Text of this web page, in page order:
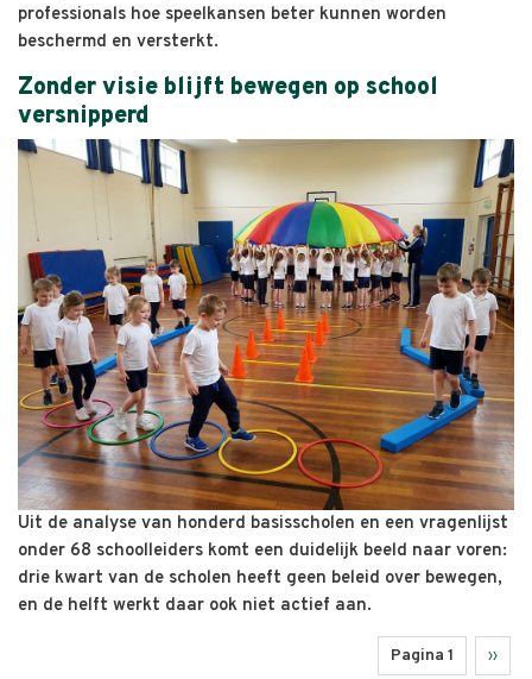
professionals hoe speelkansen beter kunnen worden
beschermd en versterkt.
Zonder visie blijft bewegen op school
versnipperd
Uit de analyse van honderd basisscholen en een vragenlijst
onder 68 schoolleiders komt een duidelijk beeld naar voren:
drie kwart van de scholen heeft geen beleid over bewegen,
en de helft werkt daar ook niet actief aan.
Pagina 1 ››